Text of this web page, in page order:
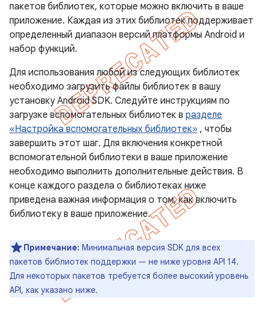
пакетов библиотек, которые можно включить в ваше
приложение. Каждая из этих библиотек поддерживает
определенный диапазон версий платформы Android и
набор функций.
Для использования любой из следующих библиотек
необходимо загрузить файлы библиотек в вашу
установку Android SDK. Следуйте инструкциям по
загрузке вспомогательных библиотек в разделе
«Настройка вспомогательных библиотек» , чтобы
завершить этот шаг. Для включения конкретной
вспомогательной библиотеки в ваше приложение
необходимо выполнить дополнительные действия. В
конце каждого раздела о библиотеках ниже
приведена важная информация о том, как включить
библиотеку в ваше приложение.
Примечание: Минимальная версия SDK для всех
пакетов библиотек поддержки — не ниже уровня API 14.
Для некоторых пакетов требуется более высокий уровень
API, как указано ниже.